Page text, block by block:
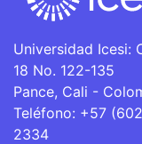
Universidad Icesi:
18 No. 122-135
Pance, Cali -
Teléfono: +57
2334